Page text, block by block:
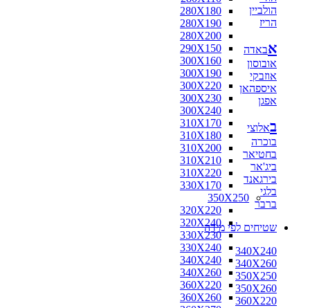
280X180
280X190
280X200
290X150
300X160
300X190
300X220
300X230
300X240
310X170
310X180
310X200
310X210
310X220
330X170
350X250
320X220
320X240
330X230
330X240
340X240
340X260
360X220
360X260
הולביין
הריז
אבאדה
אובוסון
אוזבקי
איספהאן
אפגן
באלוצי
בוכרה
בחטיאר
ביג'אר
בירגאנד
בלגי
ברבר
שטיחים לפי מידה
340X240
340X260
350X250
350X260
360X220